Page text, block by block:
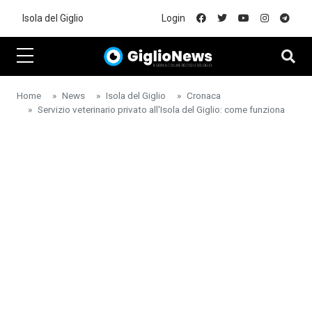
Isola del Giglio Login
Home News Isola del Giglio
Cronaca
Servizio veterinario privato all'Isola del Giglio: come funziona